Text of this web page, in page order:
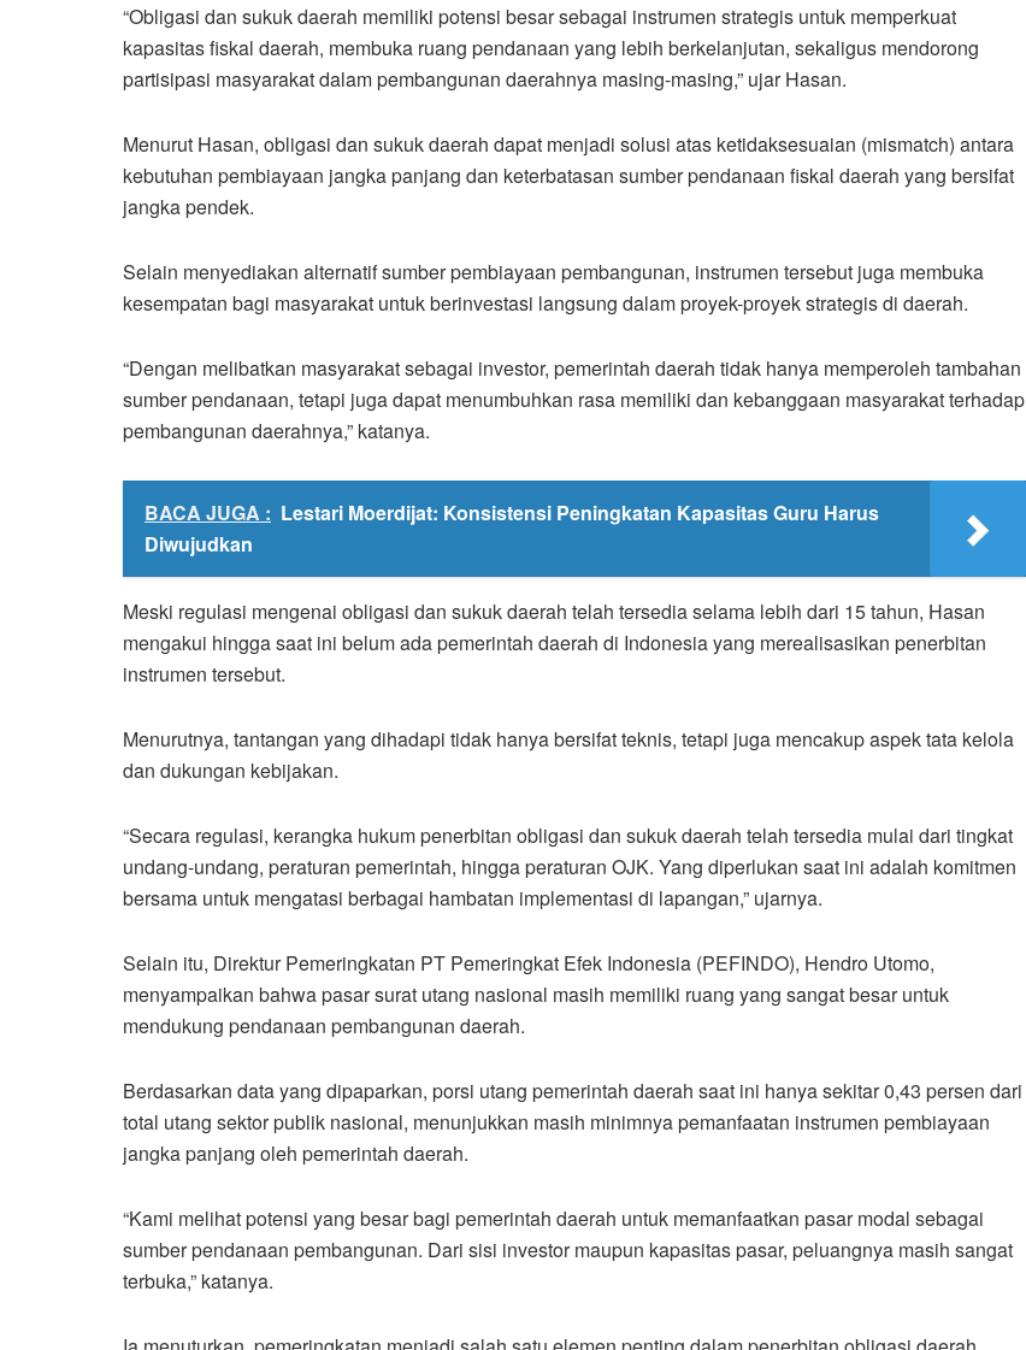
“Obligasi dan sukuk daerah memiliki potensi besar sebagai instrumen strategis untuk memperkuat
kapasitas fiskal daerah, membuka ruang pendanaan yang lebih berkelanjutan, sekaligus mendorong
partisipasi masyarakat dalam pembangunan daerahnya masing-masing,” ujar Hasan.
Menurut Hasan, obligasi dan sukuk daerah dapat menjadi solusi atas ketidaksesuaian (mismatch) antara
kebutuhan pembiayaan jangka panjang dan keterbatasan sumber pendanaan fiskal daerah yang bersifat
jangka pendek.
Selain menyediakan alternatif sumber pembiayaan pembangunan, instrumen tersebut juga membuka
kesempatan bagi masyarakat untuk berinvestasi langsung dalam proyek-proyek strategis di daerah.
“Dengan melibatkan masyarakat sebagai investor, pemerintah daerah tidak hanya memperoleh tambahan
sumber pendanaan, tetapi juga dapat menumbuhkan rasa memiliki dan kebanggaan masyarakat terhadap
pembangunan daerahnya,” katanya.
BACA JUGA : Lestari Moerdijat: Konsistensi Peningkatan Kapasitas Guru Harus
Diwujudkan
Meski regulasi mengenai obligasi dan sukuk daerah telah tersedia selama lebih dari 15 tahun, Hasan
mengakui hingga saat ini belum ada pemerintah daerah di Indonesia yang merealisasikan penerbitan
instrumen tersebut.
Menurutnya, tantangan yang dihadapi tidak hanya bersifat teknis, tetapi juga mencakup aspek tata kelola
dan dukungan kebijakan.
“Secara regulasi, kerangka hukum penerbitan obligasi dan sukuk daerah telah tersedia mulai dari tingkat
undang-undang, peraturan pemerintah, hingga peraturan OJK. Yang diperlukan saat ini adalah komitmen
bersama untuk mengatasi berbagai hambatan implementasi di lapangan,” ujarnya.
Selain itu, Direktur Pemeringkatan PT Pemeringkat Efek Indonesia (PEFINDO), Hendro Utomo,
menyampaikan bahwa pasar surat utang nasional masih memiliki ruang yang sangat besar untuk
mendukung pendanaan pembangunan daerah.
Berdasarkan data yang dipaparkan, porsi utang pemerintah daerah saat ini hanya sekitar 0,43 persen dari
total utang sektor publik nasional, menunjukkan masih minimnya pemanfaatan instrumen pembiayaan
jangka panjang oleh pemerintah daerah.
“Kami melihat potensi yang besar bagi pemerintah daerah untuk memanfaatkan pasar modal sebagai
sumber pendanaan pembangunan. Dari sisi investor maupun kapasitas pasar, peluangnya masih sangat
terbuka,” katanya.